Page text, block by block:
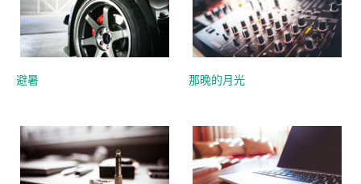
避暑 那晚的月光